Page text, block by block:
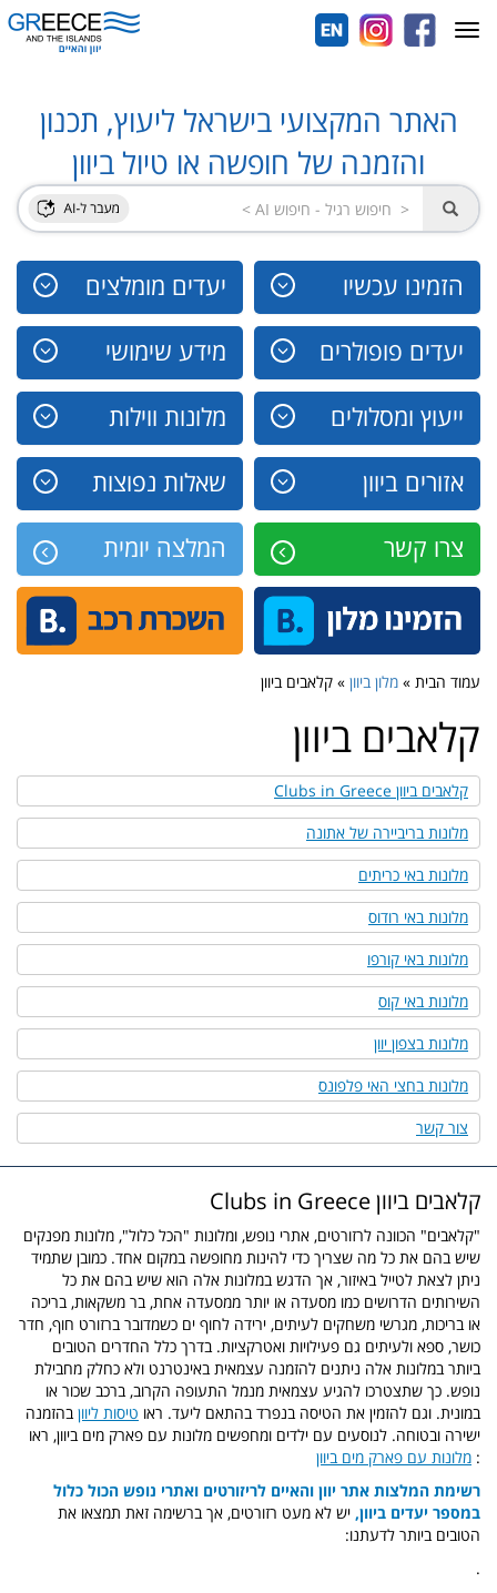
האתר המקצועי בישראל ליעוץ, תכנון
והזמנה של חופשה או טיול ביוון
הזמינו עכשיו יעדים מומלצים
יעדים פופולרים מידע שימושי
ייעוץ ומסלולים מלונות ווילות
אזורים ביוון שאלות נפוצות
צרו קשר המלצה יומית
Toggle
navigation
עמוד הבית » מלון ביוון » קלאבים ביוון
קלאבים ביוון
קלאבים ביוון Clubs in Greece
מלונות בריביירה של אתונה
מלונות באי כריתים
מלונות באי רודוס
מלונות באי קורפו
מלונות באי קוס
מלונות בצפון יוון
מלונות בחצי האי פלפונס
צור קשר
קלאבים ביוון Clubs in Greece
"קלאבים" הכוונה לרזורטים, אתרי נופש, ומלונות "הכל כלול", מלונות מפנקים
שיש בהם את כל מה שצריך כדי להינות מחופשה במקום אחד. כמובן שתמיד
ניתן לצאת לטייל באיזור, אך הדגש במלונות אלה הוא שיש בהם את כל
השירותים הדרושים כמו מסעדה או יותר ממסעדה אחת, בר משקאות, בריכה
או בריכות, מגרשי משחקים לעיתים, ירידה לחוף ים כשמדובר ברזורט חוף, חדר
כושר, ספא ולעיתים גם פעילויות ואטרקציות. בדרך כלל החדרים הטובים
ביותר במלונות אלה ניתנים להזמנה עצמאית באינטרנט ולא כחלק מחבילת
נופש. כך שתצטרכו להגיע עצמאית מנמל התעופה הקרוב, ברכב שכור או
במונית. וגם להזמין את הטיסה בנפרד בהתאם ליעד. ראו טיסות ליווןבהזמנה
ישירה ובטוחה. לנוסעים עם ילדים ומחפשים מלונות עם פארק מים ביוון, ראו
: מלונות עם פארק מים ביוון
רשימת המלצות אתר יוון והאיים לריזורטים ואתרי נופש הכול כלול
במספר יעדים ביוון, יש לא מעט רזורטים, אך ברשימה זאת תמצאו את
הטובים ביותר לדעתנו:
.